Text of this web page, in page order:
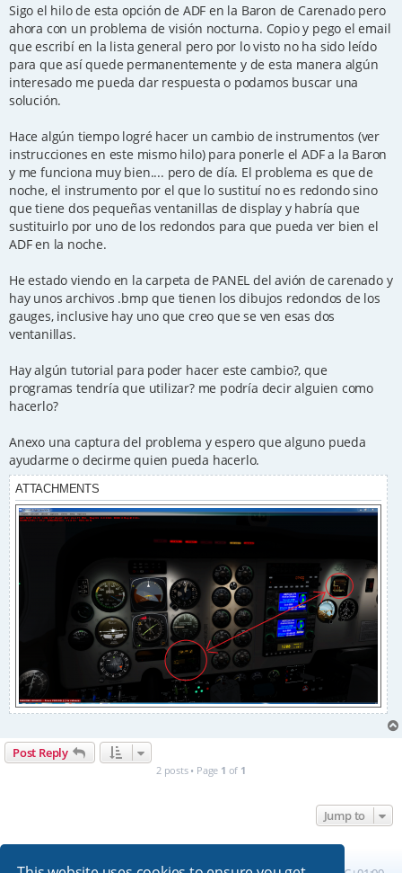
Sigo el hilo de esta opción de ADF en la Baron de Carenado pero
ahora con un problema de visión nocturna. Copio y pego el email
que escribí en la lista general pero por lo visto no ha sido leído
para que así quede permanentemente y de esta manera algún
interesado me pueda dar respuesta o podamos buscar una
solución.
Hace algún tiempo logré hacer un cambio de instrumentos (ver
instrucciones en este mismo hilo) para ponerle el ADF a la Baron
y me funciona muy bien.... pero de día. El problema es que de
noche, el instrumento por el que lo sustituí no es redondo sino
que tiene dos pequeñas ventanillas de display y habría que
sustituirlo por uno de los redondos para que pueda ver bien el
ADF en la noche.
He estado viendo en la carpeta de PANEL del avión de carenado y
hay unos archivos .bmp que tienen los dibujos redondos de los
gauges, inclusive hay uno que creo que se ven esas dos
ventanillas.
Hay algún tutorial para poder hacer este cambio?, que
programas tendría que utilizar? me podría decir alguien como
hacerlo?
Anexo una captura del problema y espero que alguno pueda
ayudarme o decirme quien pueda hacerlo.
ATTACHMENTS
Post Reply
2 posts • Page 1 of 1
Jump to